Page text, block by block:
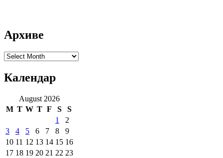
Архиве
Архиве
Календар
August 2026
M T W T F S
S
1
2
3
4 5 6 7 8
9
10 11 12 13 14 15 16
17 18 19 20 21 22 23